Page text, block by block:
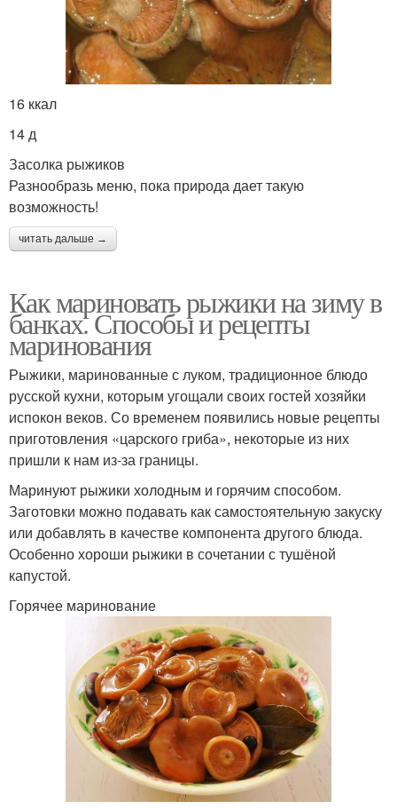
16 ккал
14 д
Засолка рыжиков
Разнообразь меню, пока природа дает такую
возможность!
читать дальше →
Как мариновать рыжики на зиму в
банках. Способы и рецепты
маринования
Рыжики, маринованные с луком, традиционное блюдо
русской кухни, которым угощали своих гостей хозяйки
испокон веков. Со временем появились новые рецепты
приготовления «царского гриба», некоторые из них
пришли к нам из-за границы.
Маринуют рыжики холодным и горячим способом.
Заготовки можно подавать как самостоятельную закуску
или добавлять в качестве компонента другого блюда.
Особенно хороши рыжики в сочетании с тушёной
капустой.
Горячее маринование